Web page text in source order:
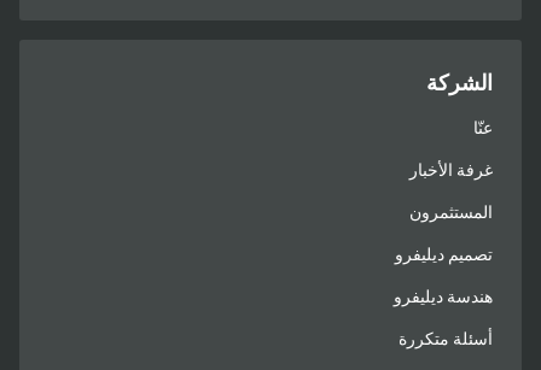
الشركة
عنّا
غرفة الأخبار
المستثمرون
تصميم ديليفرو
هندسة ديليفرو
أسئلة متكررة